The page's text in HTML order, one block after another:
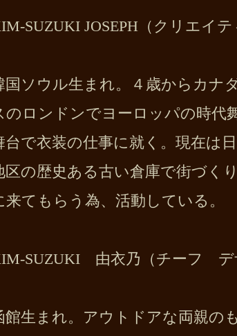
SUZUKI JOSEPH（クリエイ
国ソウル生まれ。４歳からカナ
のロンドンでヨーロッパの時代
台で衣装の仕事に就く。現在は
区の歴史ある古い倉庫で街づく
来てもらう為、活動している。
SUZUKI 由衣乃（チーフ デ
館生まれ。アウトドアな両親の